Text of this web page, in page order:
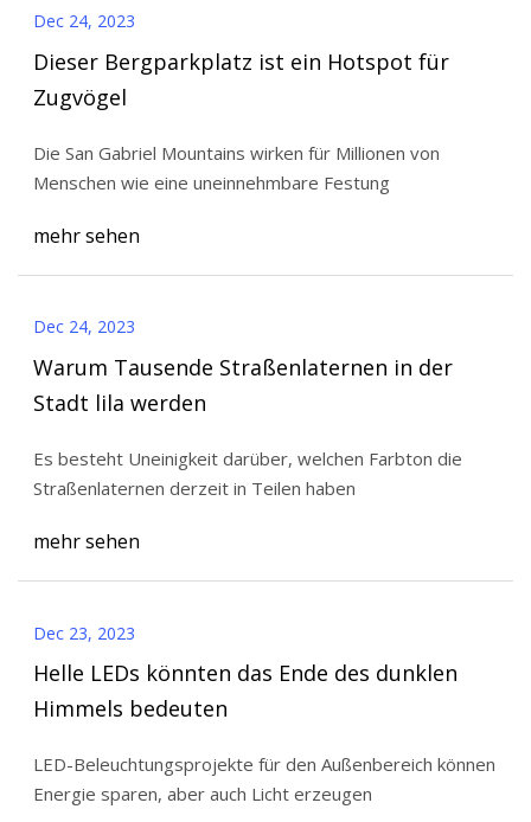
Dec 24, 2023
Dieser Bergparkplatz ist ein Hotspot für
Zugvögel
Die San Gabriel Mountains wirken für Millionen von
Menschen wie eine uneinnehmbare Festung
mehr sehen
Dec 24, 2023
Warum Tausende Straßenlaternen in der
Stadt lila werden
Es besteht Uneinigkeit darüber, welchen Farbton die
Straßenlaternen derzeit in Teilen haben
mehr sehen
Dec 23, 2023
Helle LEDs könnten das Ende des dunklen
Himmels bedeuten
LED-Beleuchtungsprojekte für den Außenbereich können
Energie sparen, aber auch Licht erzeugen